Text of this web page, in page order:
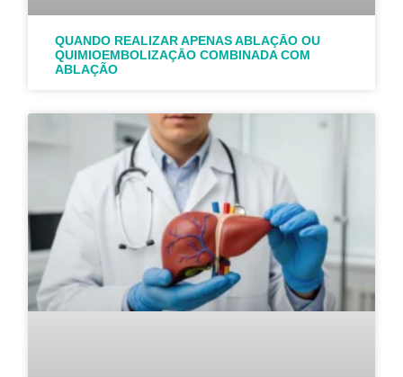
QUANDO REALIZAR APENAS ABLAÇĀO OU
QUIMIOEMBOLIZAÇĀO COMBINADA COM
ABLAÇÃO